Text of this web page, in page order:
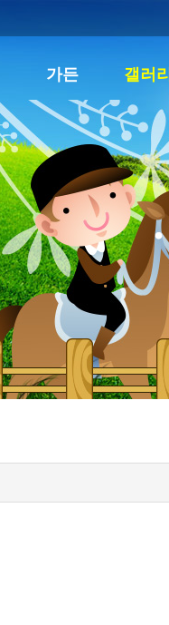
가든 갤러리